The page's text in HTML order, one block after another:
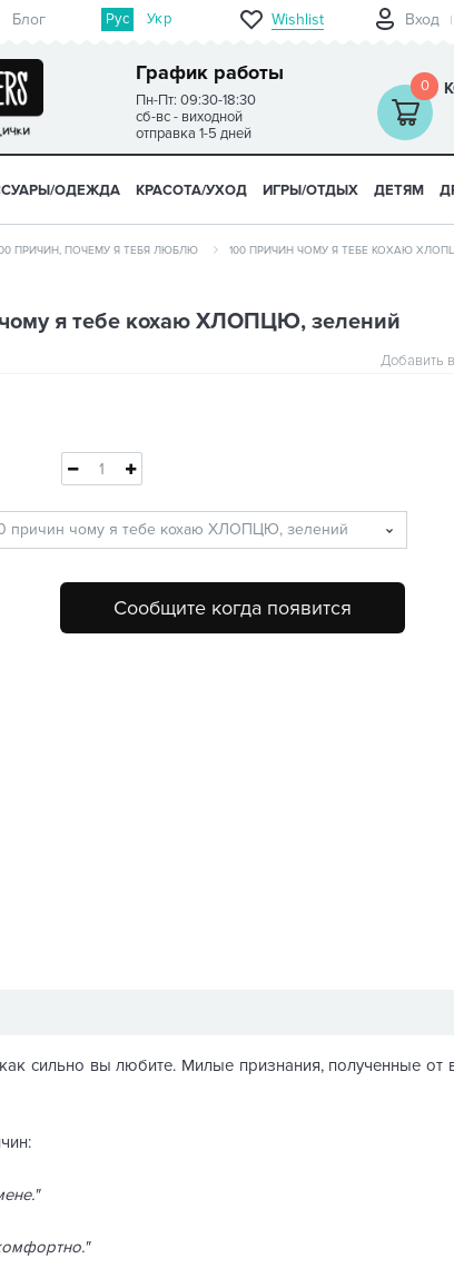
Блог Рус Укр Wishlist Вход
График работы
Пн-Пт: 09:30-18:30
сб-вс - виходной
отправка 1-5 дней
0
ОДЕЖДА КРАСОТА/УХОД ИГРЫ/ОТДЫХ ДЕТЯМ
ПРИЧИН, ПОЧЕМУ Я ТЕБЯ ЛЮБЛЮ 100 ПРИЧИН ЧОМУ Я ТЕБЕ КОХАЮ
я тебе кохаю ХЛОПЦЮ, зелений
Добавить
Сообщите когда появится
сильно вы любите. Милые признания, полученные от
"
"